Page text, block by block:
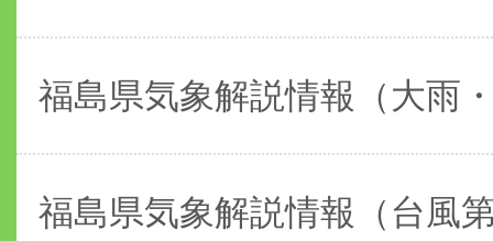
福島県気象解説情報（大雨
福島県気象解説情報（台風